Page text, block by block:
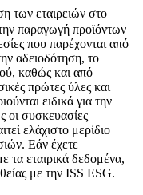
των εταιρειών στο
παραγωγή προϊόντων
που παρέχονται από
αδειοδότηση, το
καθώς και από
πρώτες ύλες και
ειδικά για την
οι συσκευασίες
ελάχιστο μερίδιο
Εάν έχετε
τα εταιρικά δεδομένα,
με την ISS ESG.